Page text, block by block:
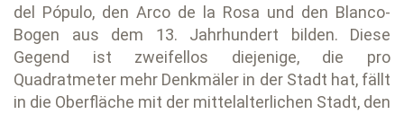
del Pópulo, den Arco de la Rosa und den Blanco-
Bogen aus dem 13. Jahrhundert bilden. Diese
Gegend ist zweifellos diejenige, die pro
Quadratmeter mehr Denkmäler in der Stadt hat, fällt
in die Oberfläche mit der mittelalterlichen Stadt, den